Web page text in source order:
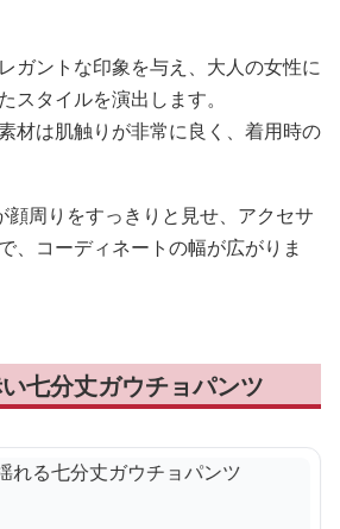
ガントな印象を与え、大人の女性に
スタイルを演出します。
材は肌触りが非常に良く、着用時の
顔周りをすっきりと見せ、アクセサ
、コーディネートの幅が広がりま
七分丈ガウチョパンツ